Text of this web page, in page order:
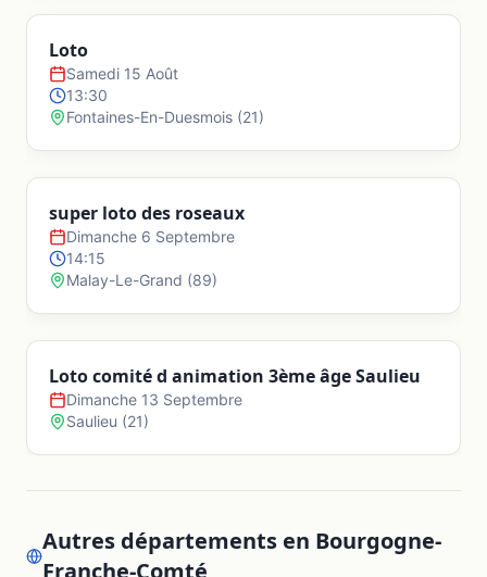
Arbouans
Arc-et-Senans
Arc-sous-Cicon
Arc-sous-Montenot
Arçon
Loto
Samedi 15 Août
13:30
Fontaines-En-Duesmois (21)
super loto des roseaux
Dimanche 6 Septembre
14:15
Malay-Le-Grand (89)
Loto comité d animation 3ème âge Saulieu
Dimanche 13 Septembre
Saulieu (21)
Autres départements en Bourgogne-
Franche-Comté